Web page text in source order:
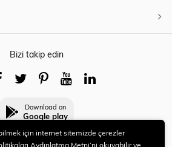
Bizi takip edin
Download on
Google play
için internet sitemizde çerezler
Aydınlatma Metni’ni okuyabilir ve